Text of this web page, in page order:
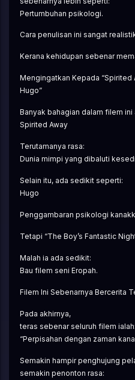
Pertumbuhan psikologi.
Cara penulisan ini sangat
Kerana kehidupan sebenar
Mengingatkan Kepada “Spirited
Hugo”
Banyak bahagian dalam filem
Spirited Away
Terutamanya rasa:
Dunia mimpi yang dibaluti
Selain itu, ada sedikit seperti:
Hugo
Penggambaran psikologi
Tetapi “The Boy’s Fantastic
Malah ia ada sedikit:
Bau filem seni Eropah.
Filem Ini Sebenarnya Bercerita
Pada akhirnya,
teras sebenar seluruh filem ialah:
“Perpisahan dengan zaman
Semakin hampir penghujung
semakin penonton rasa: